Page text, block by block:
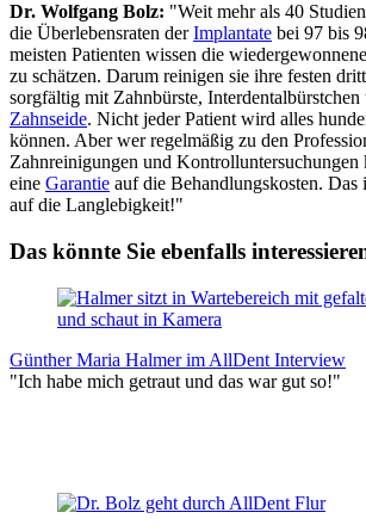
Dr. Wolfgang Bolz: "Weit mehr als 40
die Überlebensraten derImplantate bei 97 bis
meisten Patienten wissen die
zu schätzen. Darum reinigen sie ihre festen
sorgfältig mit Zahnbürste, Interdentalbürstchen
Zahnseide. Nicht jeder Patient wird alles
können. Aber wer regelmäßig zu den
Zahnreinigungen und Kontrolluntersuchungen
eine Garantie auf die Behandlungskosten. Das
auf die Langlebigkeit!"
Das könnte Sie ebenfalls
Günther Maria Halmer im AllDent Interview
"Ich habe mich getraut und das war gut so!"